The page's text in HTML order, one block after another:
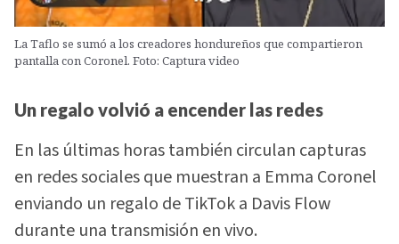
La Taflo se sumó a los creadores hondureños que compartieron
pantalla con Coronel. Foto: Captura video
Un regalo volvió a encender las redes
En las últimas horas también circulan capturas
en redes sociales que muestran a Emma Coronel
enviando un regalo de TikTok a Davis Flow
durante una transmisión en vivo.